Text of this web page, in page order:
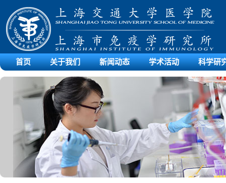
首页 关于我们 新闻动态 学术活动 科学研